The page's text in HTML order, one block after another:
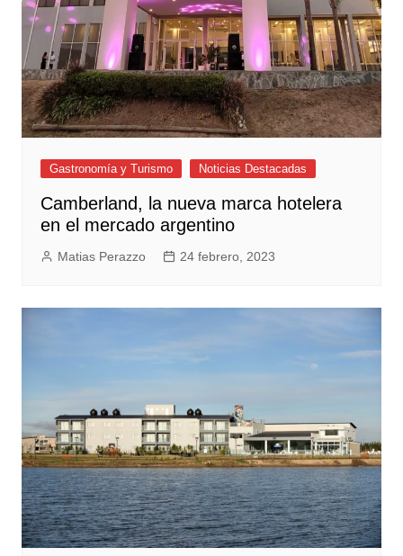
Gastronomía y Turismo Noticias Destacadas
Camberland, la nueva marca hotelera
en el mercado argentino
Matias Perazzo 24 febrero, 2023